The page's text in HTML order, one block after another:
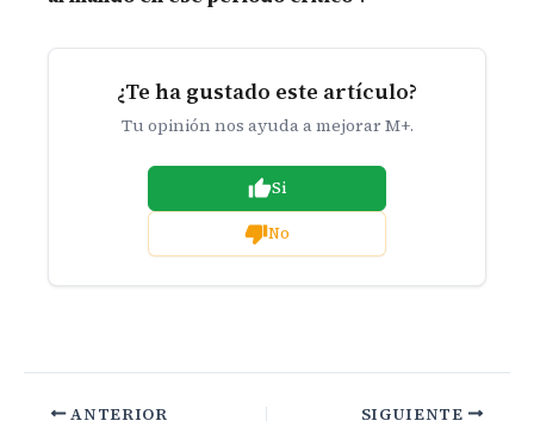
¿Te ha gustado este artículo?
Tu opinión nos ayuda a mejorar M+.
Si
No
ANTERIOR SIGUIENTE